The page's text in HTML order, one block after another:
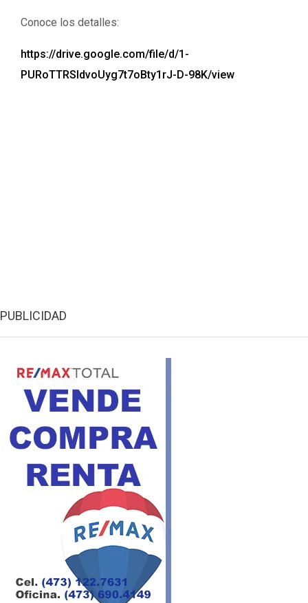
Conoce los detalles:
https://drive.google.com/file/d/1-
PURoTTRSldvoUyg7t7oBty1rJ-D-98K/view
PUBLICIDAD